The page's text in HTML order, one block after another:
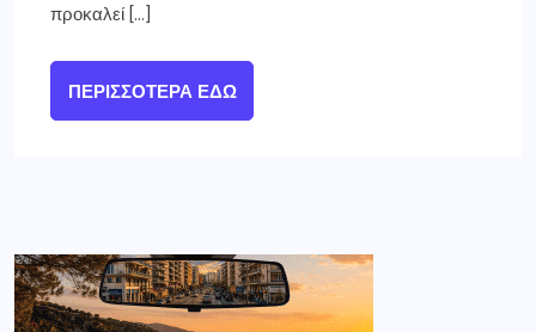
προκαλεί […]
ΠΕΡΙΣΣΌΤΕΡΑ ΕΔΏ